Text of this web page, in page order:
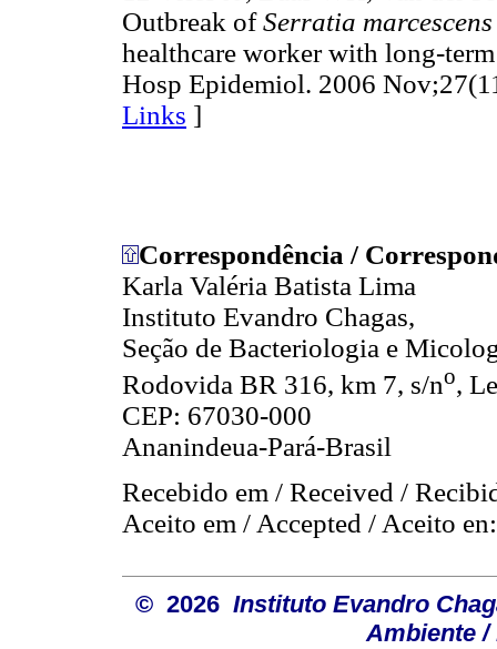
Outbreak ofSerratia marcescens
healthcare worker with long-
Hosp Epidemiol. 2006
Links ]
Correspondência /
Karla Valéria Batista Lima
Instituto Evandro Chagas,
Seção de Bacteriologia e
Rodovida BR 316, km 7, s/no,
CEP: 67030-000
Ananindeua-Pará-Brasil
Recebido em / Received /
Aceito em / Accepted / Aceito
© 2026 Instituto Evandro
Ambiente /